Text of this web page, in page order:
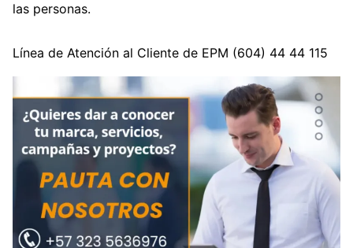
las personas.
Línea de Atención al Cliente de EPM (604) 44 44 115